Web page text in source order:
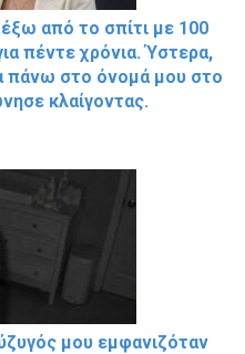
από το σπίτι με 100
πέντε χρόνια. Ύστερα,
πάνω στο όνομά μου στο
κλαίγοντας.
μου εμφανιζόταν